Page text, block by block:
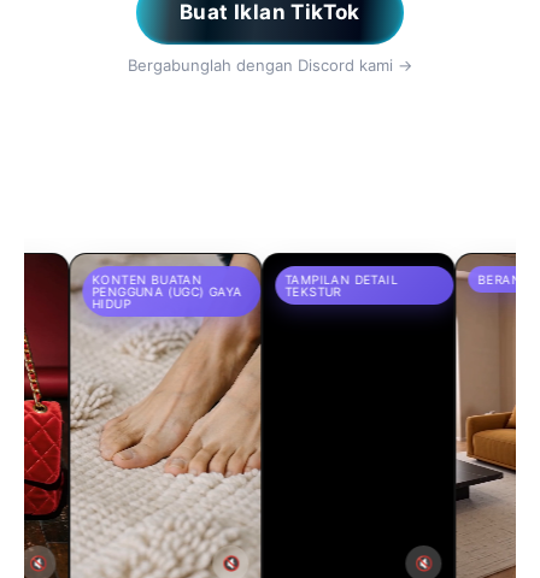
Buat Iklan TikTok
Bergabunglah dengan Discord kami →
KONTEN BUATAN
PENGGUNA (UGC) GAYA
HIDUP
🔇
TAMPILAN DETAIL
TEKSTUR
BERANDA PRODUK